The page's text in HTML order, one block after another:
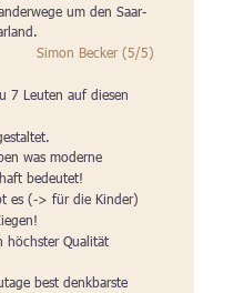
um den Saar-
Simon Becker (5/5)
7 Leuten auf diesen
was moderne
bedeutet!
es (-> für die Kinder)
höchster Qualität
best denkbarste